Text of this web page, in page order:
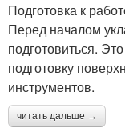
Подготовка к
Перед началом
подготовиться.
подготовку
инструментов.
читать дальше →